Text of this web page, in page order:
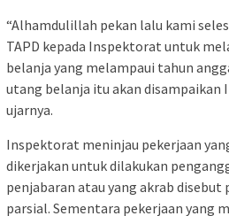
“Alhamdulillah pekan lalu kami
TAPD kepada Inspektorat untuk
belanja yang melampaui tahun
utang belanja itu akan disampaikan
ujarnya.
Inspektorat meninjau pekerjaan
dikerjakan untuk dilakukan
penjabaran atau yang akrab disebut
parsial. Sementara pekerjaan yang